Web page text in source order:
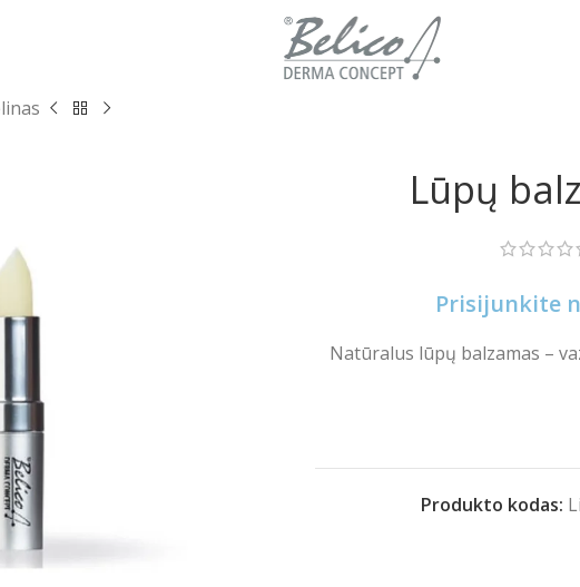
Lūpų
Prisijunkite
Natūralus lūpų balzamas –
Produkto kodas: